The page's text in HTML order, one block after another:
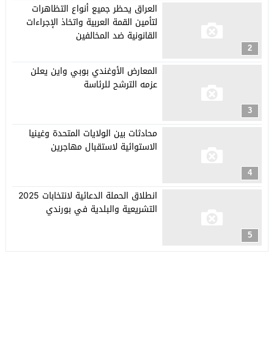
2
العراق يحظر جميع أنواع التظاهرات
لتأمين القمة العربية واتخاذ الإجراءات
القانونية ضد المخالفين
3
المعارض الأوغندي بوبي واين يعلن
عزمه الترشح للرئاسة
4
محادثات بين الولايات المتحدة وغينيا
الاستوائية لاستقبال مهاجرين
5
انطلاق الحملة الدعائية لانتخابات 2025
التشريعية والبلدية في بورندي